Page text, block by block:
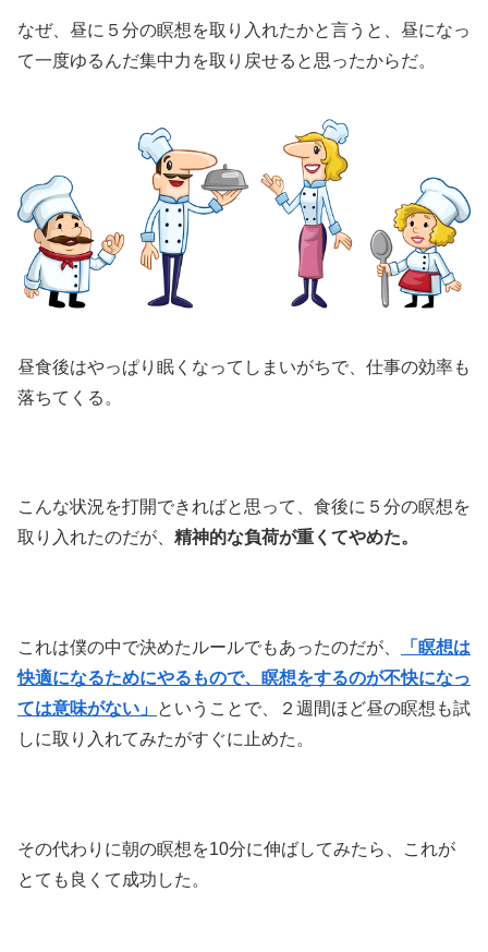
なぜ、昼に５分の瞑想を取り入れたかと言うと、昼になっ
て一度ゆるんだ集中力を取り戻せると思ったからだ。
昼食後はやっぱり眠くなってしまいがちで、仕事の効率も
落ちてくる。
こんな状況を打開できればと思って、食後に５分の瞑想を
取り入れたのだが、 精神的な負荷が重くてやめた。
これは僕の中で決めたルールでもあったのだが、
「瞑想は
快適になるためにやるもので、瞑想をするのが不快になっ
ては意味がない」 ということで、２週間ほど昼の瞑想も試
しに取り入れてみたがすぐに止めた。
その代わりに朝の瞑想を10分に伸ばしてみたら、これが
とても良くて成功した。